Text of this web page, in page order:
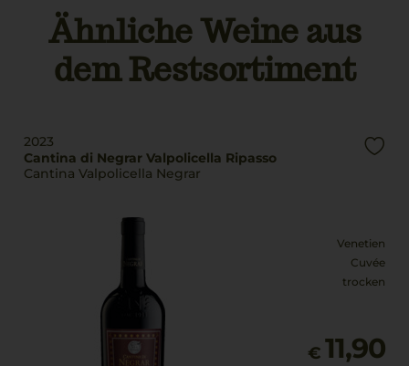
Rebsorten
Corvina Veronese
Molinara
Rondinella
Händler
DE-ÖKO-006
IT BIO 006 E1941
Land
Italien
Füllmenge
trocken
Ähnliche Weine aus
dem Restsortiment
2023
Cantina di Negrar Valpolicella Ripasso
Cantina Valpolicella Negrar
Venetien
Cuvée
trocken
€ 11,90